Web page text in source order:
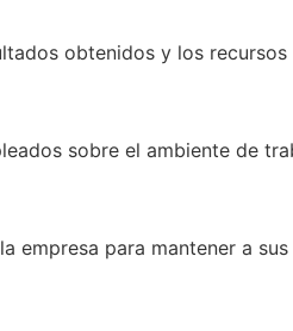
obtenidos y los
sobre el ambiente de
empresa para mantener a